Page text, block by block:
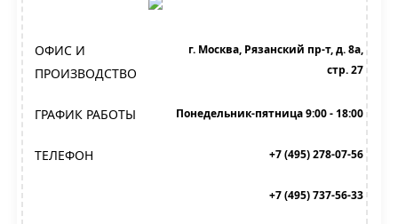
ОФИС И
ПРОИЗВОДСТВО
г. Москва, Рязанский пр-т, д. 8а,
стр. 27
ГРАФИК РАБОТЫ Понедельник-пятница 9:00 - 18:00
ТЕЛЕФОН +7 (495) 278-07-56
+7 (495) 737-56-33